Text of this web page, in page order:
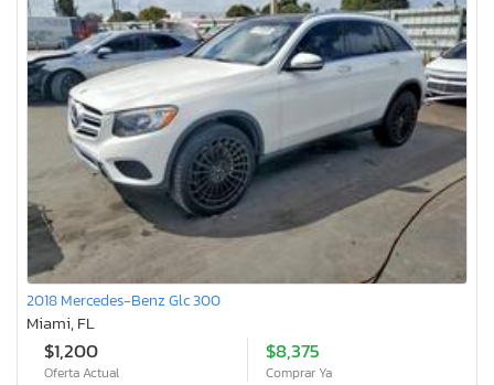
2018 Mercedes-Benz Glc 300
Miami, FL
$1,200
Oferta Actual
$8,375
Comprar Ya